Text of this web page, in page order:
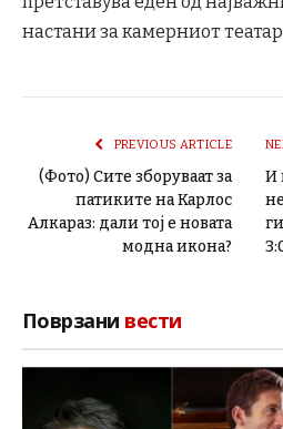
настани за камерниот
PREVIOUS ARTICLE
(Фото) Сите зборуваат за
патиките на Карлос
Алкараз: дали тој е новата
модна икона?
И
Поврзани вести